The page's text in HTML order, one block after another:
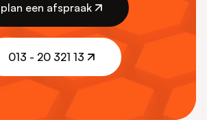
plan een afspraak
plan een afspraak
013 - 20 321 13
013 - 20 321 13